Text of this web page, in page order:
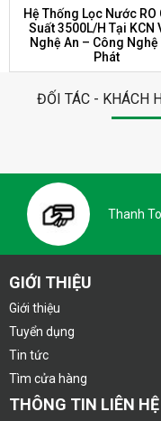
Hệ Thống Lọc Nước RO
Suất 3500L/H Tại KCN
Nghệ An – Công Nghệ
Phát
ĐỐI TÁC - KHÁCH
Thanh
GIỚI THIỆU
Giới thiệu
Tuyển dụng
Tin tức
Tìm cửa hàng
THÔNG TIN LIÊN HỆ